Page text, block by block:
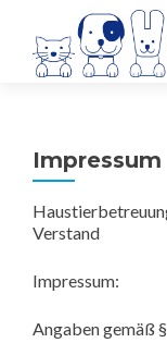
Impressum
Verstand
Impressum:
Angaben gemäß